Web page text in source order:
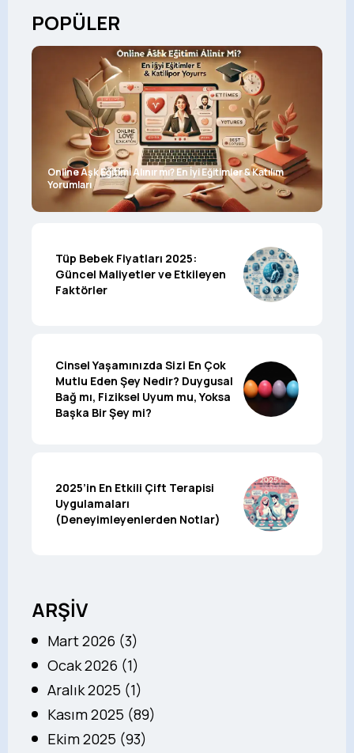
POPÜLER
Online Aşk Eğitimi Alınır mı? En İyi Eğitimler & Katılım
Yorumları
Tüp Bebek Fiyatları 2025:
Güncel Maliyetler ve Etkileyen
Faktörler
Cinsel Yaşamınızda Sizi En Çok
Mutlu Eden Şey Nedir? Duygusal
Bağ mı, Fiziksel Uyum mu, Yoksa
Başka Bir Şey mi?
2025’in En Etkili Çift Terapisi
Uygulamaları
(Deneyimleyenlerden Notlar)
ARŞİV
Mart 2026 (3)
Ocak 2026 (1)
Aralık 2025 (1)
Kasım 2025 (89)
Ekim 2025 (93)